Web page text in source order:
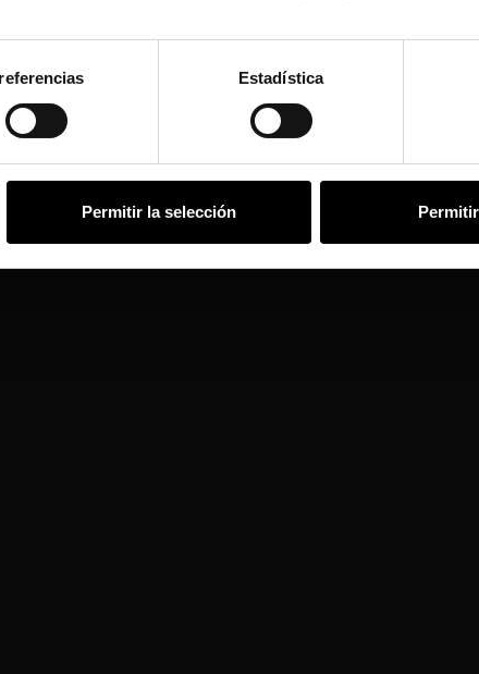
nivel adecuado de protección, lo que puede conllevar
Estadística
Permitir la selección